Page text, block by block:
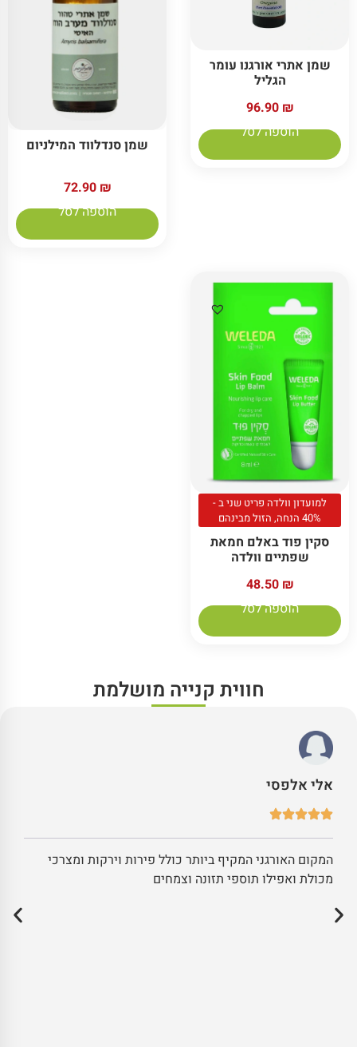
שמן אתרי אורגנו עומר
הגליל
96.90 ₪
הוספה לסל
שמן סנדלווד המילניום
72.90 ₪
הוספה לסל
למועדון וולדה פריט שני ב -
40% הנחה, הזול מבינהם
סקין פוד באלם חמאת
שפתיים וולדה
48.50 ₪
הוספה לסל
חווית קנייה מושלמת
אלי אלפסי
המקום האורגני המקיף ביותר כולל פירות וירקות ומצרכי
מכולת ואפילו תוספי תזונה וצמחים